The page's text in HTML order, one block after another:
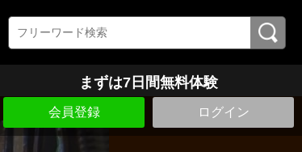
まずは7日間無料体験
会員登録 ログイン